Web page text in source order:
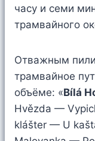
часу и семи
трамвайного
Отважным
трамвайное
объёме: «Bílá
Hvězda —
klášter — U